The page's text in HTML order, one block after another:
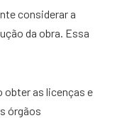
considerar a
da obra. Essa
as licenças e
órgãos